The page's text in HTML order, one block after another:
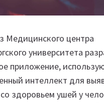
Медицинского центра
университета
приложение,
интеллект для
здоровьем ушей у